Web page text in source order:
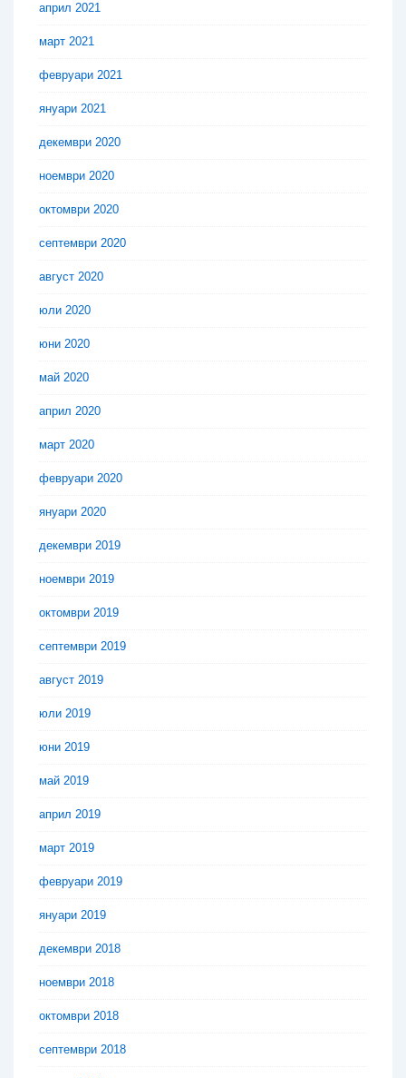
април 2021
март 2021
февруари 2021
януари 2021
декември 2020
ноември 2020
октомври 2020
септември 2020
август 2020
юли 2020
юни 2020
май 2020
април 2020
март 2020
февруари 2020
януари 2020
декември 2019
ноември 2019
октомври 2019
септември 2019
август 2019
юли 2019
юни 2019
май 2019
април 2019
март 2019
февруари 2019
януари 2019
декември 2018
ноември 2018
октомври 2018
септември 2018